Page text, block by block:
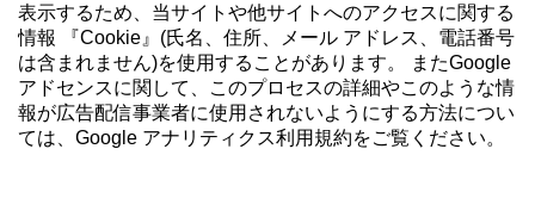
表示するため、当サイトや他サイトへのアクセスに関する
情報 『Cookie』(氏名、住所、メール アドレス、電話番号
は含まれません)を使用することがあります。 またGoogle
アドセンスに関して、このプロセスの詳細やこのような情
報が広告配信事業者に使用されないようにする方法につい
ては、Google アナリティクス利用規約をご覧ください。